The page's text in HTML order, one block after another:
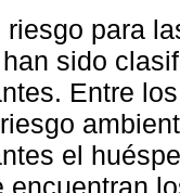
riesgo para
han sido
Entre
el
encuentran